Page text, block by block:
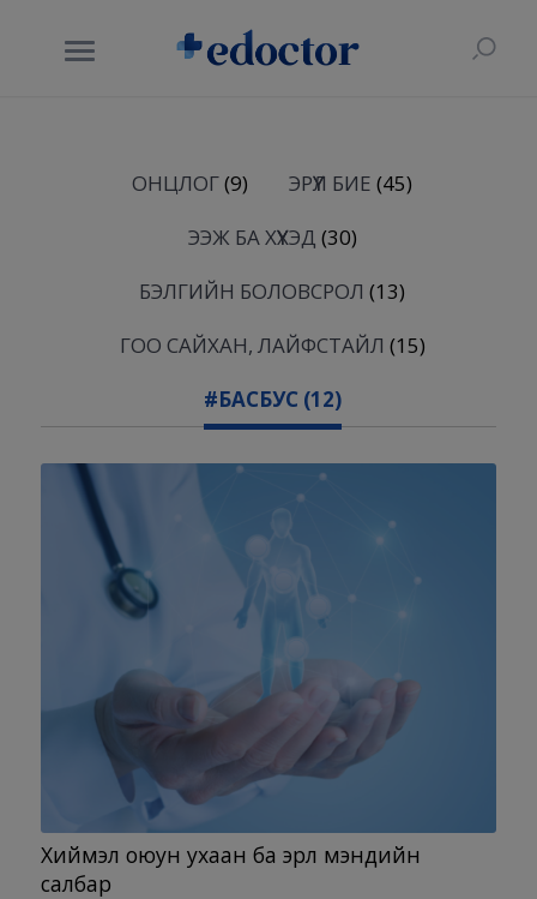
ОНЦЛОГ(9) ЭРҮҮЛ БИЕ (45)
ЭЭЖ БА ХҮҮХЭД (30)
БЭЛГИЙН БОЛОВСРОЛ (13)
ГОО САЙХАН, ЛАЙФСТАЙЛ (15)
#БАСБУС (12)
Хиймэл оюун ухаан ба эрүүл мэндийн
салбар